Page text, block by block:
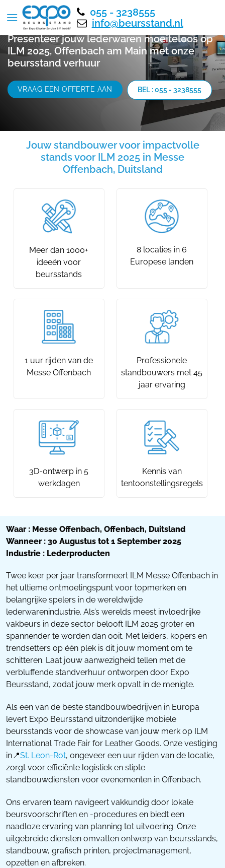
055 - 3238555
info@beursstand.nl
Presenteer jouw lederwaren moeiteloos op
ILM 2025, Offenbach am Main met onze
beursstand verhuur
VRAAG EEN OFFERTE AAN BEL : 055 - 3238555
Jouw standbouwer voor impactvolle
stands voor ILM 2025 in Messe
Offenbach, Duitsland
Meer dan 1000+
ideeën voor
beursstands
8 locaties in 6
Europese landen
1 uur rijden van de
Messe Offenbach
Professionele
standbouwers met 45
jaar ervaring
3D-ontwerp in 5
werkdagen
Kennis van
tentoonstellingsregels
Waar : Messe Offenbach, Offenbach, Duitsland
Wanneer : 30 Augustus tot 1 September 2025
Industrie : Lederproducten
Twee keer per jaar transformeert ILM Messe Offenbach in
het ultieme ontmoetingspunt voor topmerken en
belangrijke spelers in de wereldwijde
lederwarenindustrie. Als’s werelds meest invloedrijke
vakbeurs in deze sector belooft ILM 2025 groter en
spannender te worden dan ooit. Met leiders, kopers en
trendsetters op één plek is dit jouw moment om te
schitteren. Laat jouw aanwezigheid tellen met de
verbluffende standverhuur ontworpen door Expo
Beursstand, zodat jouw merk opvalt in de menigte.
Als een van de beste standbouwbedrijven in Europa
levert Expo Beursstand uitzonderlijke mobiele
beursstands voor de showcase van jouw merk op ILM
International Trade Fair for Leather Goods. Onze vestiging
in📍St. Leon-Rot, ongeveer een uur rijden van de locatie,
zorgt voor efficiënte logistiek en stipte
standbouwdiensten voor evenementen in Offenbach.
Ons ervaren team navigeert vakkundig door lokale
beursvoorschriften en -procedures en biedt een
naadloze ervaring van planning tot uitvoering. Onze
uitgebreide diensten omvatten ontwerp van beursstands,
standbouw, grafisch printen, projectmanagement,
opzetten en afbreken.